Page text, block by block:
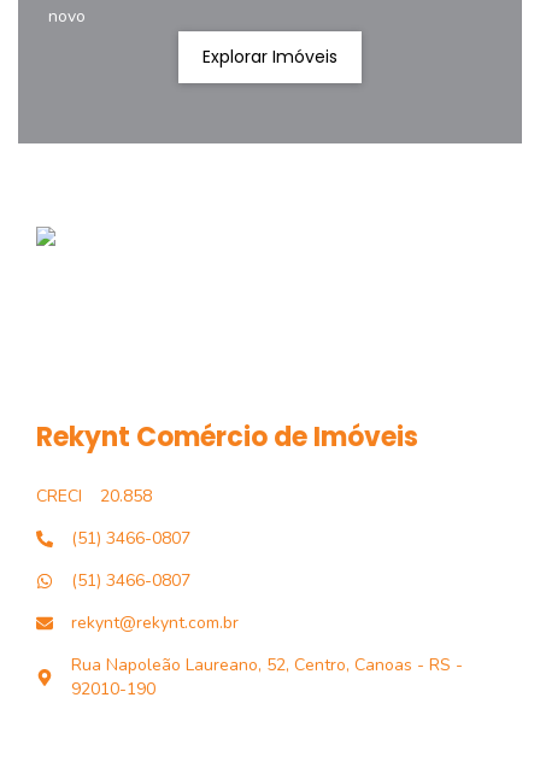
novo
Explorar Imóveis
Rekynt Comércio de Imóveis
CRECI
20.858
(51) 3466-0807
(51) 3466-0807
rekynt@rekynt.com.br
Rua Napoleão Laureano, 52, Centro, Canoas - RS -
92010-190